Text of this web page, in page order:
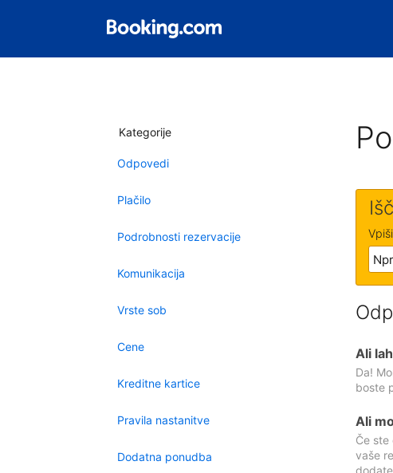
Kategorije
Odpovedi
Plačilo
Podrobnosti rezervacije
Komunikacija
Vrste sob
Cene
Kreditne kartice
Pravila nastanitve
Dodatna ponudba
Ali
Da!
boste
Ali
Če
vaše